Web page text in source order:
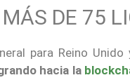
DE 75
para Reino
hacia la